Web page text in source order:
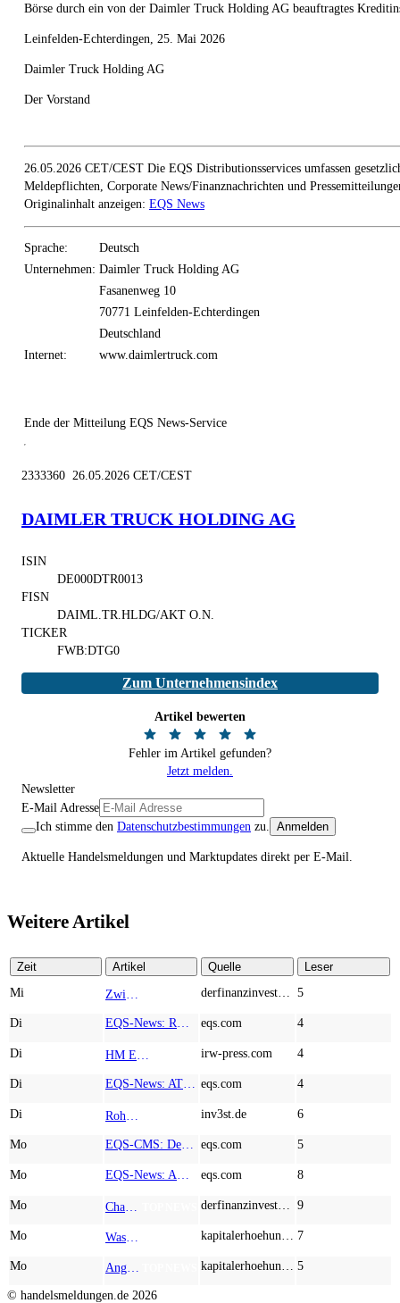
Börse durch ein von der Daimler Truck Holding AG beauftragtes
Leinfelden-Echterdingen, 25. Mai 2026
Daimler Truck Holding AG
Der Vorstand
26.05.2026 CET/CEST Die EQS Distributionsservices umfassen
Meldepflichten, Corporate News/Finanznachrichten und
Originalinhalt anzeigen: EQS News
Sprache:
Deutsch
Unternehmen: Daimler Truck Holding AG
Fasanenweg 10
70771 Leinfelden-Echterdingen
Deutschland
Internet:
www.daimlertruck.com
Ende der Mitteilung EQS News-Service
2333360 26.05.2026 CET/CEST
DAIMLER TRUCK HOLDING AG
ISIN
DE000DTR0013
FISN
DAIML.TR.HLDG/AKT O.N.
TICKER
FWB:DTG0
Zum Unternehmensindex
Artikel bewerten
Fehler im Artikel gefunden?
Jetzt melden.
Newsletter
E-Mail Adresse
Ich stimme den Datenschutzbestimmungen zu. Anmelden
Aktuelle Handelsmeldungen und Marktupdates direkt per E-Mail.
Weitere Artikel
Zeit Artikel Quelle
Leser
Mi
5
Di eqs.com 4
Di irw-press.com 4
Di eqs.com 4
Di inv3st.de 6
Mo eqs.com 5
Mo eqs.com 8
Mo 9
Mo 7
Mo 5
© handelsmeldungen.de 2026